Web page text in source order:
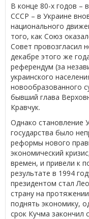
В конце 80-х годов –
СССР – в Украине
национального
того, как Союз
Совет провозгласил
декабре этого же
референдум (за
украинского
новообразованного
бывший глава
Кравчук.
Однако становление
государства было
реформы нового
экономический
времен, и привели к
результате в 1994
президентом стал
страну на
поднять экономику,
срок Кучма закончил